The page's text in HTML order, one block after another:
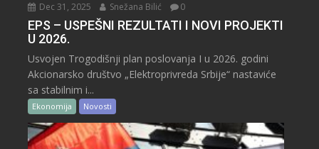
Dec 31, 2025 Snežana Bilić 0
EPS – USPEŠNI REZULTATI I NOVI PROJEKTI
U 2026.
Usvojen Trogodišnji plan poslovanja I u 2026. godini
Akcionarsko društvo „Elektroprivreda Srbije“ nastaviće
sa stabilnim i...
Ekonomija Novosti